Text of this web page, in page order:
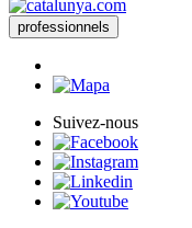
professionnels
Suivez-nous